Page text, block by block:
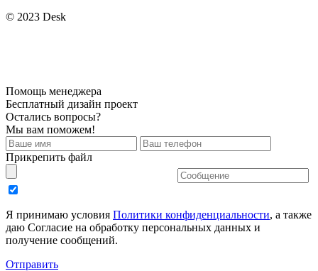
© 2023 Desk
Помощь менеджера
Бесплатный дизайн проект
Остались вопросы?
Мы вам поможем!
Прикрепить файл
Я принимаю условия Политики конфиденциальности, а также
даю Согласие на обработку персональных данных и
получение сообщений.
Отправить